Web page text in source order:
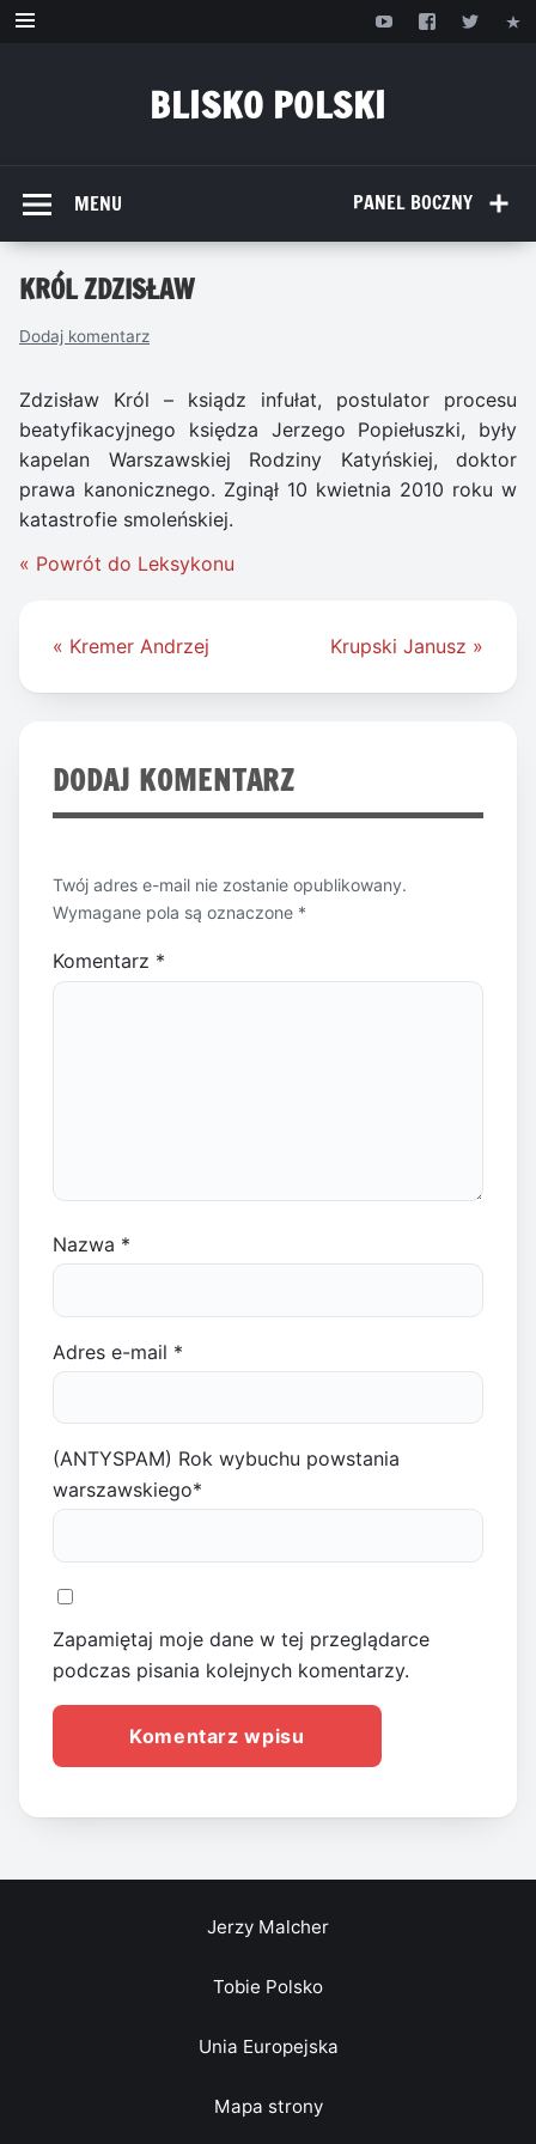
Przejdź
BLISKO POLSKI
PANEL BOCZNY
MENU
KRÓL ZDZISŁAW
Dodaj komentarz
Zdzisław Król – ksiądz infułat, postulator procesu
beatyfikacyjnego księdza Jerzego Popiełuszki, były
kapelan Warszawskiej Rodziny Katyńskiej, doktor
prawa kanonicznego. Zginął 10 kwietnia 2010 roku w
katastrofie smoleńskiej.
« Powrót do Leksykonu
Nawigacja
« Kremer Andrzej Krupski Janusz »
DODAJ KOMENTARZ
Twój adres e-mail nie zostanie opublikowany.
Wymagane pola są oznaczone *
Komentarz *
Nazwa *
Adres e-mail *
(ANTYSPAM) Rok wybuchu powstania
warszawskiego*
Zapamiętaj moje dane w tej przeglądarce
podczas pisania kolejnych komentarzy.
Jerzy Malcher
Tobie Polsko
Unia Europejska
Mapa strony